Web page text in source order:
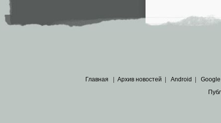
Главная Архив новостей Android Google